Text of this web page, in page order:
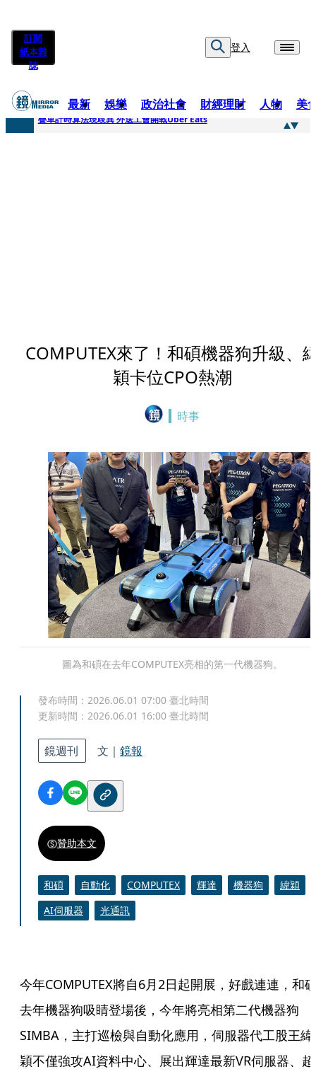
訂閱
紙本雜
誌
登入
最新 娛樂 政治社會 財經理財 人物 美
快訊
疊單計時算法現歧異 外送工會開戰Uber Eats
COMPUTEX來了！和碩機器狗升級、
穎卡位CPO熱潮
時事
圖為和碩在去年COMPUTEX亮相的第一代機器狗。
發布時間： 2026.06.01 07:00 臺北時間
更新時間： 2026.06.01 16:00 臺北時間
鏡週刊 文｜ 鏡報
贊助本文
和碩 自動化 COMPUTEX 輝達 機器狗
緯穎
AI伺服器
光通訊
今年COMPUTEX將自6月2日起開展，好戲連連，和
去年機器狗吸睛登場後，今年將亮相第二代機器狗
SIMBA，主打巡檢與自動化應用，伺服器代工股王緯
穎不僅強攻AI資料中心、展出輝達最新VR伺服器、超